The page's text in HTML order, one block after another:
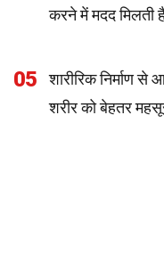
करने में मदद मिलती
05
शारीरिक निर्माण
शरीर को बेहतर